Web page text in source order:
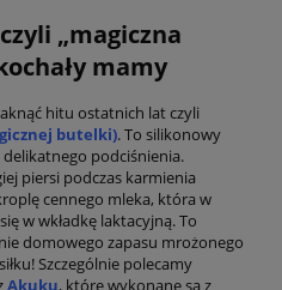
„magiczna
mamy
hitu ostatnich lat czyli
butelki). To silikonowy
delikatnego podciśnienia.
piersi podczas karmienia
cennego mleka, która w
w wkładkę laktacyjną. To
domowego zapasu mrożonego
Szczególnie polecamy